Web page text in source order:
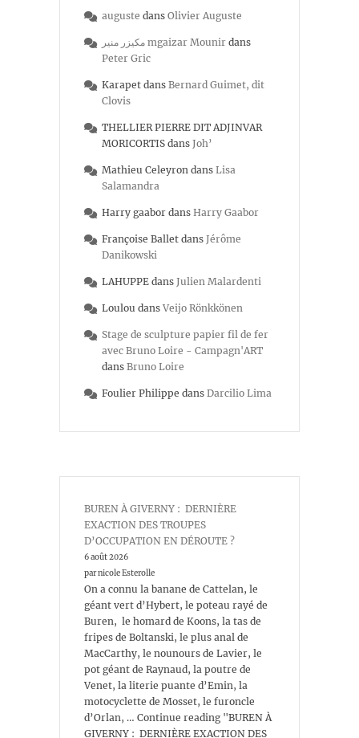
auguste dans Olivier Auguste
مكيزر منير mgaizar Mounir dans
Peter Gric
Karapet dans Bernard Guimet, dit
Clovis
THELLIER PIERRE DIT ADJINVAR
MORICORTIS dans Joh’
Mathieu Celeyron dans Lisa
Salamandra
Harry gaabor dans Harry Gaabor
Françoise Ballet dans Jérôme
Danikowski
LAHUPPE dans Julien Malardenti
Loulou dans Veijo Rönkkönen
Stage de sculpture papier fil de fer
avec Bruno Loire - Campagn'ART
dans Bruno Loire
Foulier Philippe dans Darcilio Lima
BUREN À GIVERNY : DERNIÈRE
EXACTION DES TROUPES
D’OCCUPATION EN DÉROUTE ?
6 août 2026
par nicole Esterolle
On a connu la banane de Cattelan, le
géant vert d’Hybert, le poteau rayé de
Buren, le homard de Koons, la tas de
fripes de Boltanski, le plus anal de
MacCarthy, le nounours de Lavier, le
pot géant de Raynaud, la poutre de
Venet, la literie puante d’Emin, la
motocyclette de Mosset, le furoncle
d’Orlan, … Continue reading "BUREN À
GIVERNY : DERNIÈRE EXACTION DES